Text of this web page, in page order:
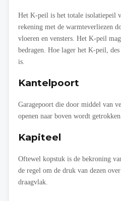
Het K-peil is het totale isolatiepeil
rekening met de warmteverliezen
vloeren en vensters. Het K-peil
bedragen. Hoe lager het K-peil,
is.
Kantelpoort
Garagepoort die door middel van
openen naar boven wordt getrokken.
Kapiteel
Oftewel kopstuk is de bekroning
de regel om de druk van dezen
draagvlak.